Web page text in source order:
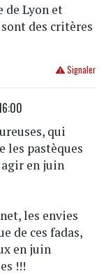
de Lyon et
des critères
Signaler
qui
les pastèques
en juin
les envies
de ces fadas,
en juin
!!!